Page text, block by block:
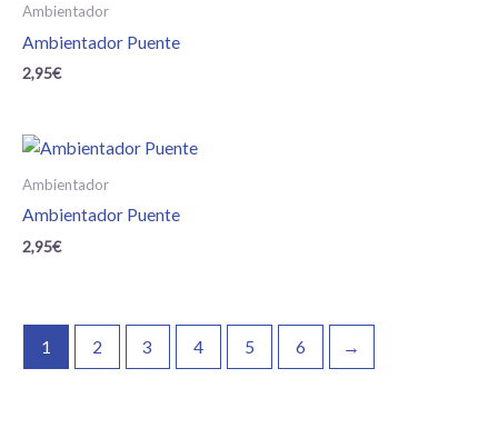
Ambientador
Ambientador Puente
2,95€
Ambientador
Ambientador Puente
2,95€
1 2 3 4 5 6 →